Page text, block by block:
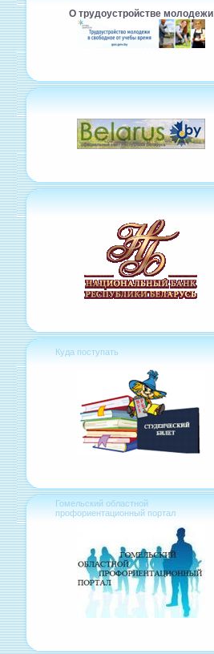
О трудоустройстве молодежи
Куда поступать
Гомельский областной
профориентационный портал